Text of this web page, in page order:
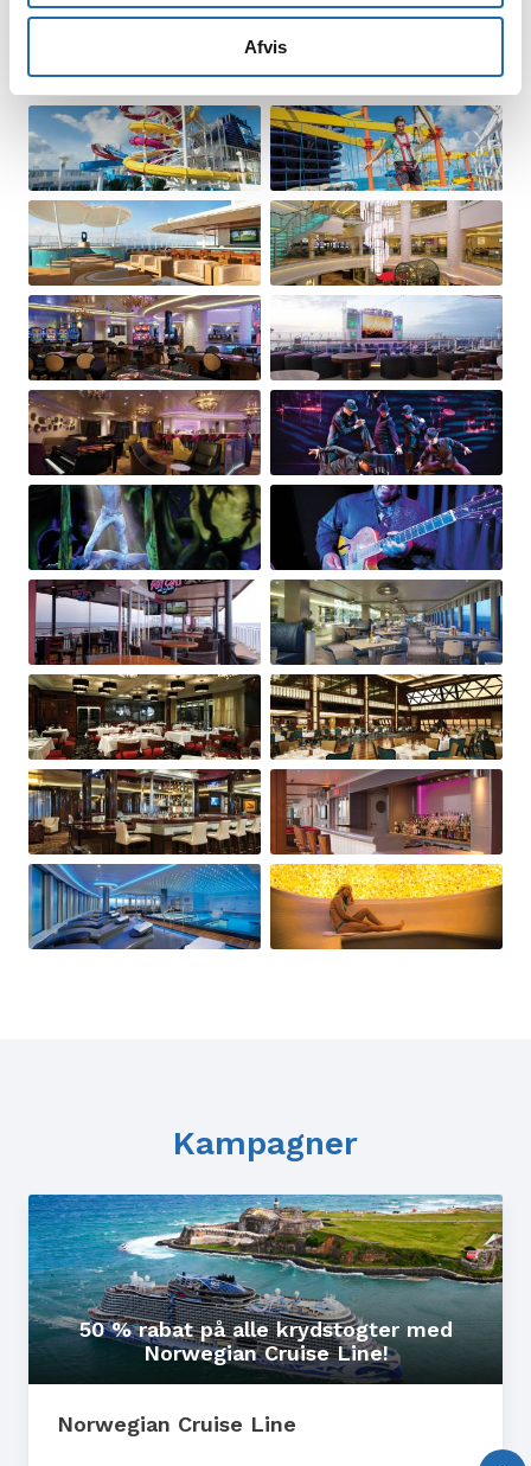
Afvis
Kampagner
50 % rabat på alle krydstogter med
Norwegian Cruise Line!
Norwegian Cruise Line